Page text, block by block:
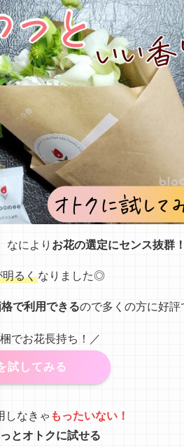
なにより お花の選定にセンス抜群！
明るくなりました◎
で利用できるので多くの方に好評
でお花長持ち！／
試してみる
しなきゃ もったいない！
とオトクに試せる